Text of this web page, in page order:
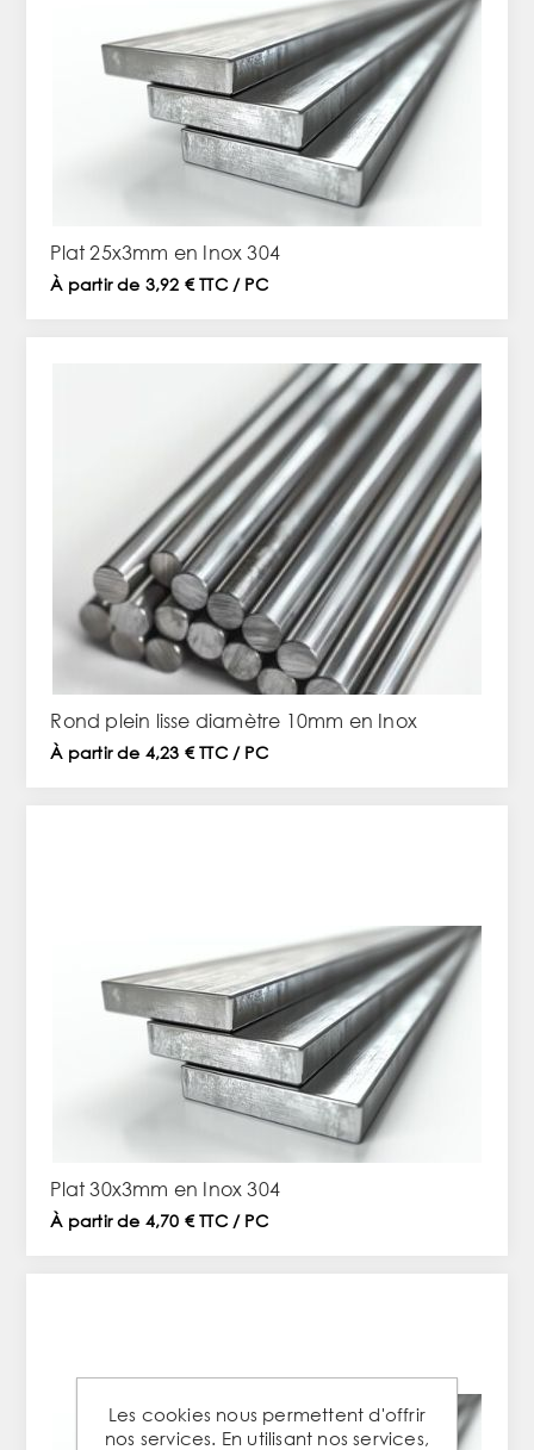
Plat 25x3mm en Inox 304
À partir de 3,92 € TTC / PC
Rond plein lisse diamètre 10mm en Inox
À partir de 4,23 € TTC / PC
Plat 30x3mm en Inox 304
À partir de 4,70 € TTC / PC
Les cookies nous permettent d'offrir
nos services. En utilisant nos services,